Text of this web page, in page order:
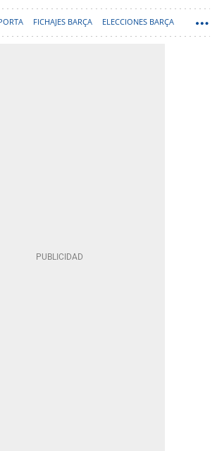
FICHAJES BARÇA ELECCIONES BARÇA